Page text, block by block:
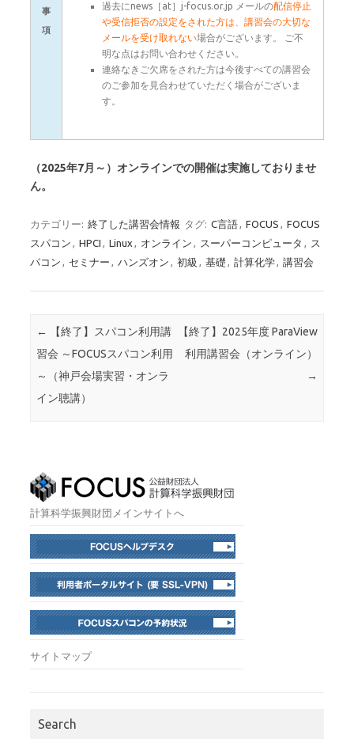
事
項
過去にnews［at］j-focus.or.jp メールの配信停止
や受信拒否の設定をされた方は、講習会の大切な
メールを受け取れない場合がございます。 ご不
明な点はお問い合わせください。
連絡なきご欠席をされた方は今後すべての講習会
のご参加を見合わせていただく場合がございま
す。
（2025年7月～）オンラインでの開催は実施しておりませ
ん。
カテゴリー: 終了した講習会情報 タグ: C言語, FOCUS , FOCUS
スパコン , HPCI , Linux , オンライン , スーパーコンピュータ , ス
パコン , セミナー , ハンズオン , 初級 , 基礎 , 計算化学, 講習会
投稿ナビゲーション
←
【終了】スパコン利用講
習会 ～FOCUSスパコン利用
～（神戸会場実習・オンラ
イン聴講）
【終了】2025年度 ParaView
利用講習会（オンライン）
→
計算科学振興財団メインサイトへ
サイトマップ
Search